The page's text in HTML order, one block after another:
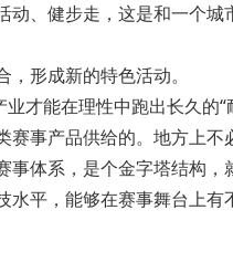
、健步走，这是和一个
形成新的特色活动。
才能在理性中跑出长久的
事产品供给的。地方上
体系，是个金字塔结构
平，能够在赛事舞台上